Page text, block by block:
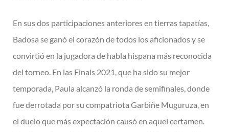
En sus dos participaciones anteriores en tierras tapatías,
Badosa se ganó el corazón de todos los aficionados y se
convirtió en la jugadora de habla hispana más reconocida
del torneo. En las Finals 2021, que ha sido su mejor
temporada, Paula alcanzó la ronda de semifinales, donde
fue derrotada por su compatriota Garbiñe Muguruza, en
el duelo que más expectación causó en aquel certamen.